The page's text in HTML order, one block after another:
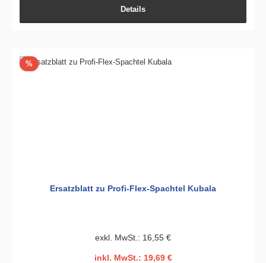
Details
%Rabatt
Ersatzblatt zu Profi-Flex-Spachtel Kubala
exkl. MwSt.: 16,55 €
inkl. MwSt.: 19,69 €